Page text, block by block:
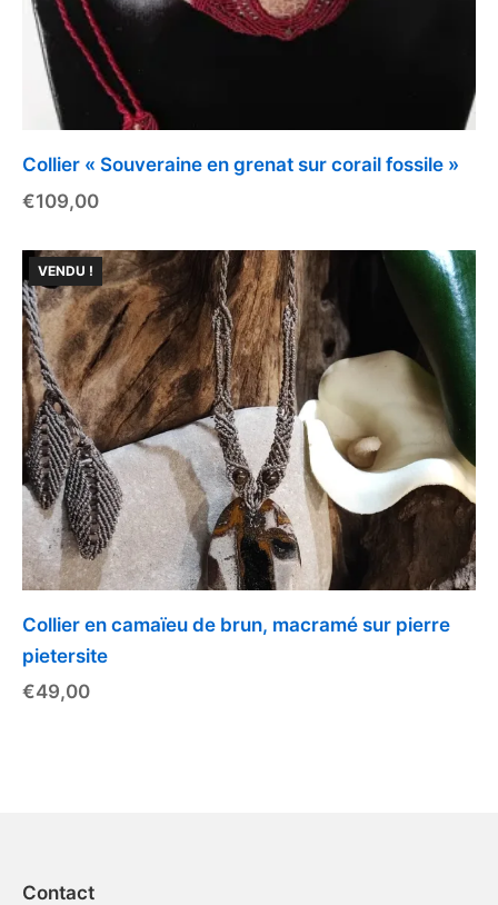
Collier « Souveraine en grenat sur corail fossile »
€109,00
VENDU !
Collier en camaïeu de brun, macramé sur pierre
pietersite
€49,00
Contact